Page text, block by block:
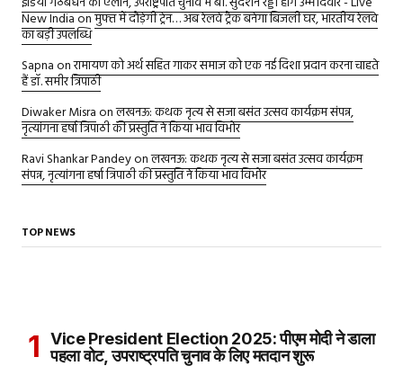
New Indiaonमुफ्त में दौड़ेगी ट्रेन… अब रेलवे ट्रैक बनेगा बिजली घर, भारतीय रेलवे
का बड़ी उपलब्धि
Sapnaonरामायण को अर्थ सहित गाकर समाज को एक नई दिशा प्रदान करना चाहते
हैं डॉ. समीर त्रिपाठी
Diwaker Misraonलखनऊ: कथक नृत्य से सजा बसंत उत्सव कार्यक्रम संपन्न,
नृत्यांगना हर्षा त्रिपाठी की प्रस्तुति ने किया भाव विभोर
Ravi Shankar Pandeyonलखनऊ: कथक नृत्य से सजा बसंत उत्सव कार्यक्रम
संपन्न, नृत्यांगना हर्षा त्रिपाठी की प्रस्तुति ने किया भाव विभोर
TOP NEWS
Vice President Election 2025: पीएम मोदी ने डाला
पहला वोट, उपराष्ट्रपति चुनाव के लिए मतदान शुरू